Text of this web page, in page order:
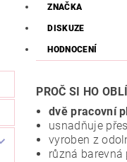
ZNAČKA
DISKUZE
HODNOCENÍ
PROČ SI HO
dvě pracovní
usnadňuje
vyroben z
různá barevná